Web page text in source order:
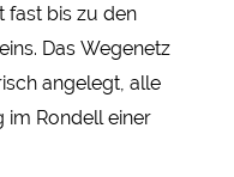
fast bis zu den
Das Wegenetz
angelegt, alle
im Rondell einer